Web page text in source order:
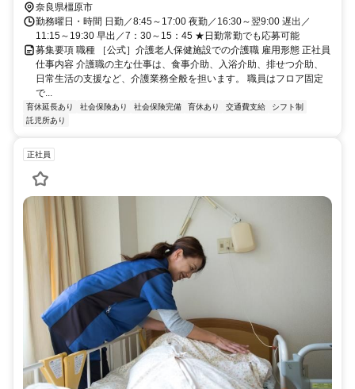
内・県外から幅広く通勤されています。
奈良県橿原市
勤務曜日・時間 日勤／8:45～17:00 夜勤／16:30～翌9:00 遅出／
11:15～19:30 早出／7：30～15：45 ★日勤常勤でも応募可能
募集要項 職種 ［公式］介護老人保健施設での介護職 雇用形態 正社員
仕事内容 介護職の主な仕事は、食事介助、入浴介助、排せつ介助、
日常生活の支援など、介護業務全般を担います。 職員はフロア固定
で...
育休延長あり 社会保険あり 社会保険完備 育休あり 交通費支給
シフト制
託児所あり
正社員